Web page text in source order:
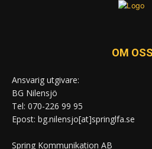
OM OSS
Ansvarig utgivare:
BG Nilensjö
Tel: 070-226 99 95
Epost: bg.nilensjo[at]springlfa.se
Spring Kommunikation AB